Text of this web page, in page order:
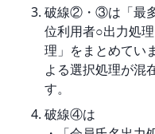
破線②・③は「最
位利用者○出力処
理」をまとめてい
よる選択処理が混
す。
破線④は